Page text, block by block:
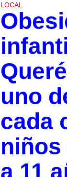
LOCAL
uno
cada
niños
a 11